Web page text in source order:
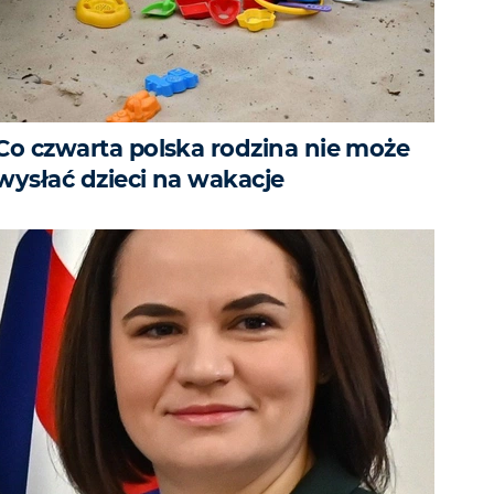
czwarta polska rodzina nie może
dzieci na wakacje